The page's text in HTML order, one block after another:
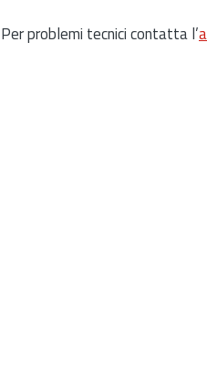
Per problemi tecnici contatta l’